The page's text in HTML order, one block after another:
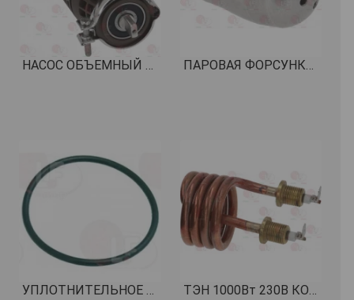
НАСОС ОБЪЕМНЫЙ ODE ø 3/8" GAS КОД: 1330040 ПАРОВАЯ ФОРСУНКА ИЗ НЕРЖАВЕЮЩЕЙ СТАЛИ КОД: 1449065